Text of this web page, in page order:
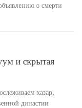
о смерти
и скрытая
хазар,
династии